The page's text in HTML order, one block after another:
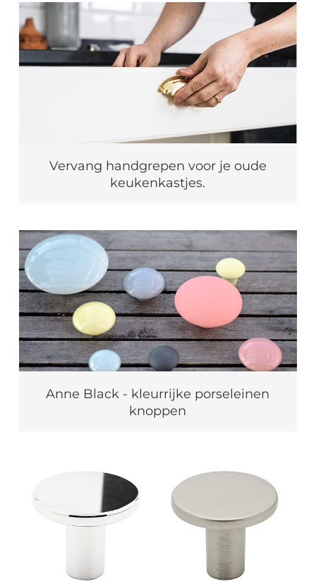
Vervang handgrepen voor je oude
keukenkastjes.
Anne Black - kleurrijke porseleinen
knoppen